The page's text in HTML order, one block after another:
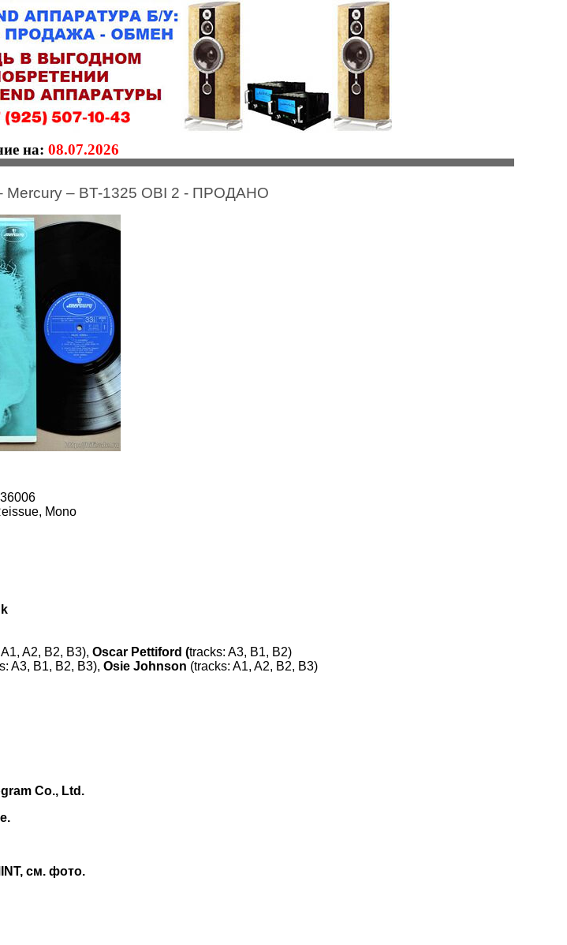
на: 08.07.2026
Mercury – BT-1325 OBI 2 - ПРОДАНО
Mono
A1, A2, B2, B3),Oscar Pettiford (tracks: A3, B1, B2)
A3, B1, B2, B3),Osie Johnson (tracks: A1, A2, B2, B3)
Co., Ltd.
см. фото.